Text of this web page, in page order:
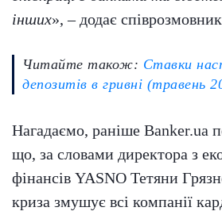
інших», – додає
Читайте також: Ставки
депозитів в гривні (травень
Нагадаємо, раніше Banker.ua
що, за словами директора з
фінансів YASNO Тетяни
криза змушує всі компанії